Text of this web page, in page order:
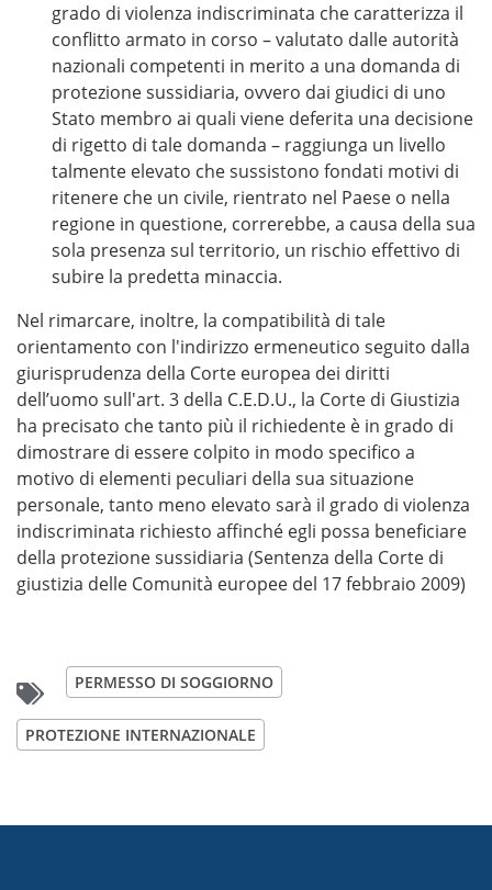
grado di violenza indiscriminata che caratterizza il
conflitto armato in corso – valutato dalle autorità
nazionali competenti in merito a una domanda di
protezione sussidiaria, ovvero dai giudici di uno
Stato membro ai quali viene deferita una decisione
di rigetto di tale domanda – raggiunga un livello
talmente elevato che sussistono fondati motivi di
ritenere che un civile, rientrato nel Paese o nella
regione in questione, correrebbe, a causa della sua
sola presenza sul territorio, un rischio effettivo di
subire la predetta minaccia.
Nel rimarcare, inoltre, la compatibilità di tale
orientamento con l'indirizzo ermeneutico seguito dalla
giurisprudenza della Corte europea dei diritti
dell’uomo sull'art. 3 della C.E.D.U., la Corte di Giustizia
ha precisato che tanto più il richiedente è in grado di
dimostrare di essere colpito in modo specifico a
motivo di elementi peculiari della sua situazione
personale, tanto meno elevato sarà il grado di violenza
indiscriminata richiesto affinché egli possa beneficiare
della protezione sussidiaria (Sentenza della Corte di
giustizia delle Comunità europee del 17 febbraio 2009)
PERMESSO DI SOGGIORNO
PROTEZIONE INTERNAZIONALE